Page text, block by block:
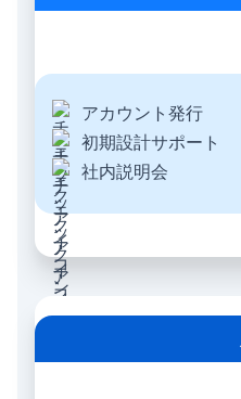
アカウント発行
初期設計サポート
社内説明会